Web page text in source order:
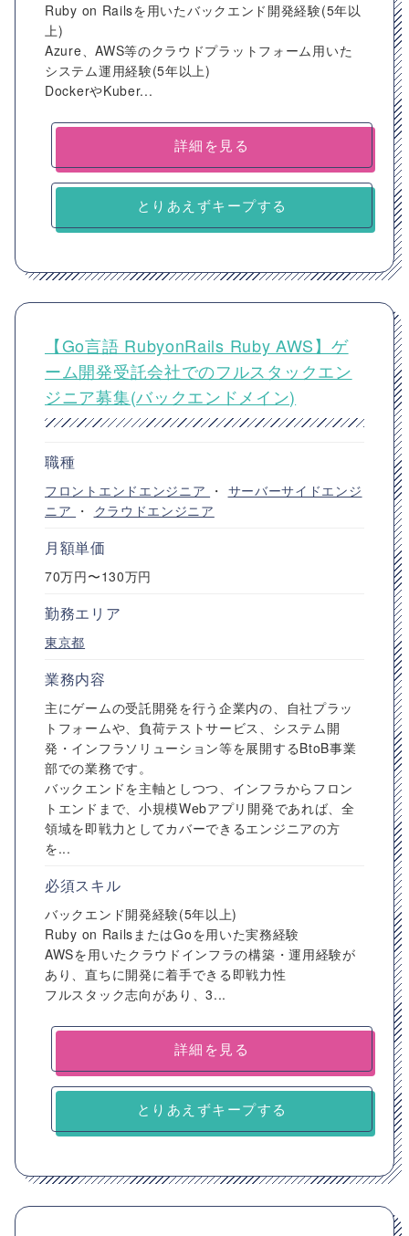
Ruby on Railsを用いたバックエンド開発経験(5年以
上)
Azure、AWS等のクラウドプラットフォーム用いた
システム運用経験(5年以上)
DockerやKuber...
詳細を見る
とりあえずキープする
【Go言語 RubyonRails Ruby AWS】ゲ
ーム開発受託会社でのフルスタックエン
ジニア募集(バックエンドメイン)
職種
フロントエンドエンジニア ・ サーバーサイドエンジ
ニア ・ クラウドエンジニア
月額単価
70万円〜130万円
勤務エリア
東京都
業務内容
主にゲームの受託開発を行う企業内の、自社プラッ
トフォームや、負荷テストサービス、システム開
発・インフラソリューション等を展開するBtoB事業
部での業務です。
バックエンドを主軸としつつ、インフラからフロン
トエンドまで、小規模Webアプリ開発であれば、全
領域を即戦力としてカバーできるエンジニアの方
を...
必須スキル
バックエンド開発経験(5年以上)
Ruby on RailsまたはGoを用いた実務経験
AWSを用いたクラウドインフラの構築・運用経験が
あり、直ちに開発に着手できる即戦力性
フルスタック志向があり、3...
詳細を見る
とりあえずキープする